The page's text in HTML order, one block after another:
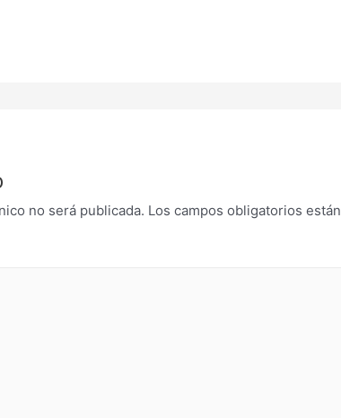
no será publicada. Los campos obligatorios están